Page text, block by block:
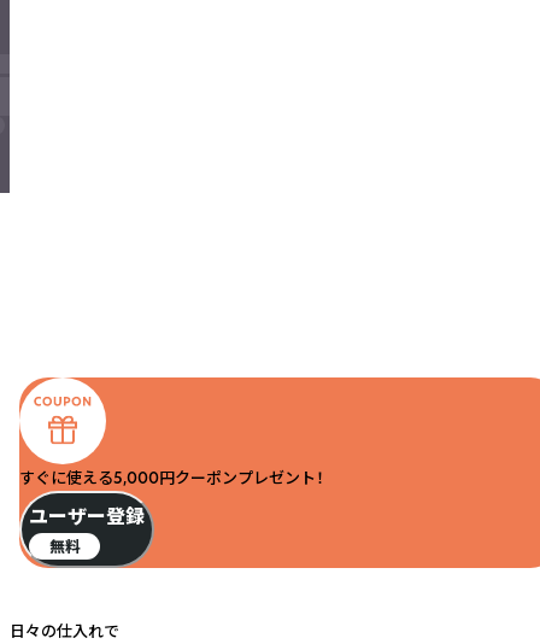
すぐに使える5,000円クーポンプレゼント！
ユーザー登録
無料
日々の仕入れで